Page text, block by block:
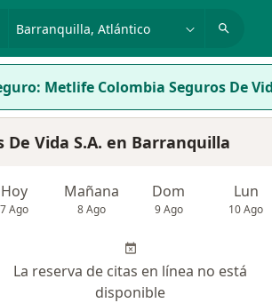
Metlife Colombia Seguros De
Vida S.A. en Barranquilla
Hoy
7 Ago
Mañana
8 Ago
Dom
9 Ago
Lun
10 Ago
La reserva de citas en línea no está
disponible